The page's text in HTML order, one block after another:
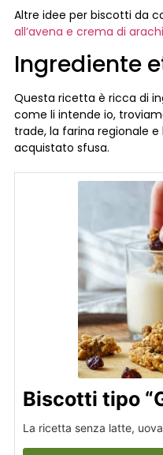
Altre idee per biscotti da
all’avena e crema di
Ingrediente
Questa ricetta è ricca di
come li intende io,
trade, la farina regionale
acquistato sfusa.
Biscotti tipo
La ricetta senza latte,